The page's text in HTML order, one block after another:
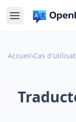
Accueil›Cas